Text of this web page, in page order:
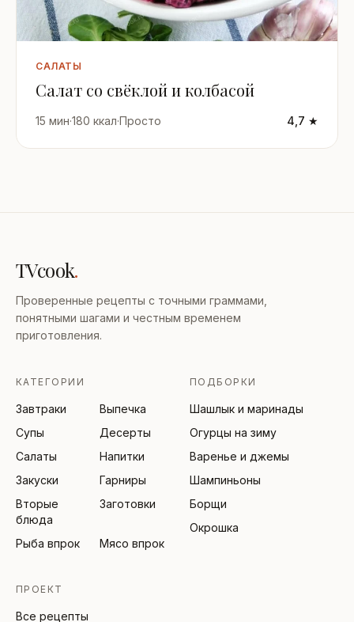
САЛАТЫ
Салат со свёклой и колбасой
15 мин·180 ккал·Просто 4,7 ★
TVcook.
Проверенные рецепты с точными граммами,
понятными шагами и честным временем
приготовления.
КАТЕГОРИИ
Завтраки
Выпечка
Супы
Десерты
Салаты
Напитки
Закуски
Гарниры
Вторые
блюда
Заготовки
Рыба впрок Мясо впрок
ПОДБОРКИ
Шашлык и маринады
Огурцы на зиму
Варенье и джемы
Шампиньоны
Борщи
Окрошка
ПРОЕКТ
Все рецепты